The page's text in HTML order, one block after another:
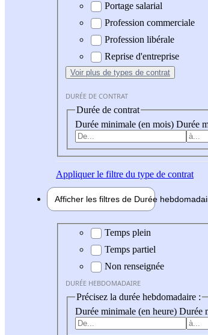
Portage salarial
Profession commerciale
Profession libérale
Reprise d'entreprise
Voir plus de types de contrat
DURÉE DE CONTRAT
Durée de contrat
Durée minimale (en mois) Durée
Appliquerle filtre du type de contrat
Afficher les filtres de Durée hebdo
Durée hebdomadaire
Temps plein
Temps partiel
Non renseignée
DURÉE HEBDOMADAIRE
Précisez la durée hebdomadaire :
Durée minimale (en heure) Durée